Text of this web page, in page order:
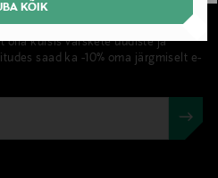
KÕIK
olla kursis värskete uudiste ja
saad ka -10% oma järgmiselt e-